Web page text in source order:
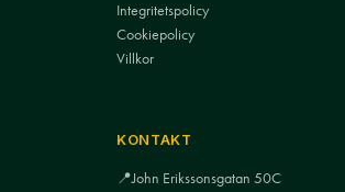
Integritetspolicy
Cookiepolicy
Villkor
KONTAKT
📍John Erikssonsgatan 50C